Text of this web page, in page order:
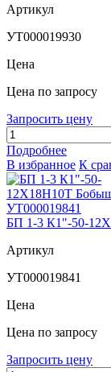
Артикул
УТ000019930
Цена
Цена по запросу
Запросить цену
Подробнее
В избранное К
БП 1-3 К1"-50-
Артикул
УТ000019841
Цена
Цена по запросу
Запросить цену